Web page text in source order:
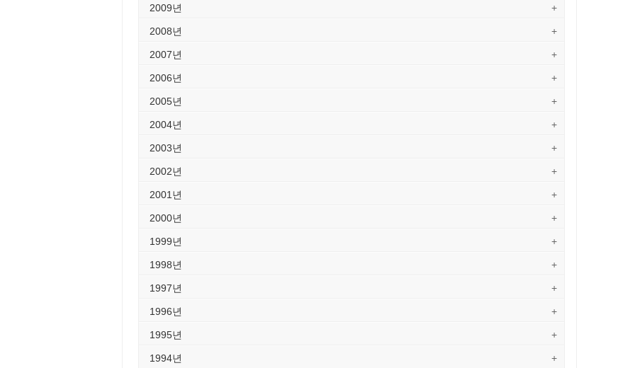
2009년 +
2008년 +
2007년 +
2006년 +
2005년 +
2004년 +
2003년 +
2002년 +
2001년 +
2000년 +
1999년 +
1998년 +
1997년 +
1996년 +
1995년 +
1994년 +